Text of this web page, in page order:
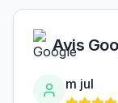
Avis
m jul